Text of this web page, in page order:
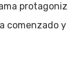
comenzado